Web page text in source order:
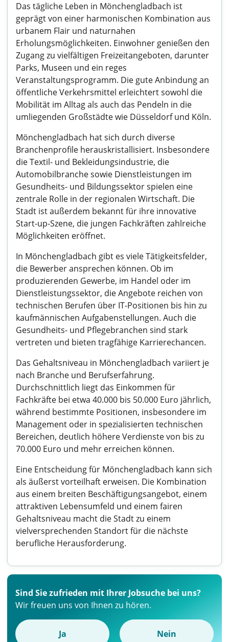
Das tägliche Leben in Mönchengladbach ist
geprägt von einer harmonischen Kombination aus
urbanem Flair und naturnahen
Erholungsmöglichkeiten. Einwohner genießen den
Zugang zu vielfältigen Freizeitangeboten, darunter
Parks, Museen und ein reges
Veranstaltungsprogramm. Die gute Anbindung an
öffentliche Verkehrsmittel erleichtert sowohl die
Mobilität im Alltag als auch das Pendeln in die
umliegenden Großstädte wie Düsseldorf und Köln.
Mönchengladbach hat sich durch diverse
Branchenprofile herauskristallisiert. Insbesondere
die Textil- und Bekleidungsindustrie, die
Automobilbranche sowie Dienstleistungen im
Gesundheits- und Bildungssektor spielen eine
zentrale Rolle in der regionalen Wirtschaft. Die
Stadt ist außerdem bekannt für ihre innovative
Start-up-Szene, die jungen Fachkräften zahlreiche
Möglichkeiten eröffnet.
In Mönchengladbach gibt es viele Tätigkeitsfelder,
die Bewerber ansprechen können. Ob im
produzierenden Gewerbe, im Handel oder im
Dienstleistungssektor, die Angebote reichen von
technischen Berufen über IT-Positionen bis hin zu
kaufmännischen Aufgabenstellungen. Auch die
Gesundheits- und Pflegebranchen sind stark
vertreten und bieten tragfähige Karrierechancen.
Das Gehaltsniveau in Mönchengladbach variiert je
nach Branche und Berufserfahrung.
Durchschnittlich liegt das Einkommen für
Fachkräfte bei etwa 40.000 bis 50.000 Euro jährlich,
während bestimmte Positionen, insbesondere im
Management oder in spezialisierten technischen
Bereichen, deutlich höhere Verdienste von bis zu
70.000 Euro und mehr erreichen können.
Eine Entscheidung für Mönchengladbach kann sich
als äußerst vorteilhaft erweisen. Die Kombination
aus einem breiten Beschäftigungsangebot, einem
attraktiven Lebensumfeld und einem fairen
Gehaltsniveau macht die Stadt zu einem
vielversprechenden Standort für die nächste
berufliche Herausforderung.
Sind Sie zufrieden mit Ihrer Jobsuche bei uns?
Wir freuen uns von Ihnen zu hören.
Ja Nein